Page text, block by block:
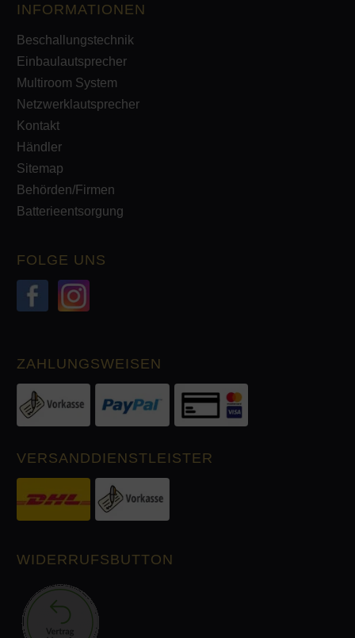
INFORMATIONEN
Beschallungstechnik
Einbaulautsprecher
Multiroom System
Netzwerklautsprecher
Kontakt
Händler
Sitemap
Behörden/Firmen
Batterieentsorgung
FOLGE UNS
ZAHLUNGSWEISEN
VERSANDDIENSTLEISTER
WIDERRUFSBUTTON